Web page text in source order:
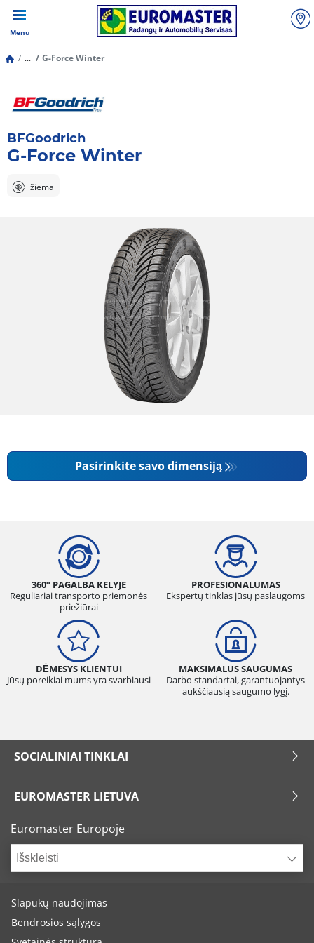
Menu
... G-Force Winter
BFGoodrich
G-Force Winter
žiema
Pasirinkite savo dimensiją
360° PAGALBA KELYJE
Reguliariai transporto priemonės
priežiūrai
PROFESIONALUMAS
Ekspertų tinklas jūsų paslaugoms
DĖMESYS KLIENTUI
Jūsų poreikiai mums yra svarbiausi
MAKSIMALUS SAUGUMAS
Darbo standartai, garantuojantys
aukščiausią saugumo lygį.
SOCIALINIAI TINKLAI
EUROMASTER LIETUVA
Euromaster Europoje
Išskleisti
Slapukų naudojimas
Bendrosios sąlygos